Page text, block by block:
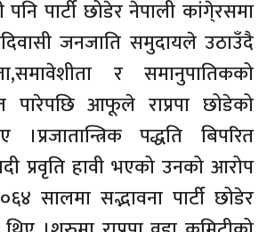
पार्टी छोडेर नेपाली कांगे्रसमा
जनजाति समुदायले उठाउँदै
र समानुपातिकको
पारेपछि आफूले राप्रपा छोडेको
पद्धति बिपरित
प्रवृति हावी भएको उनको आरोप
सालमा सद्भावना पार्टी छोडेर